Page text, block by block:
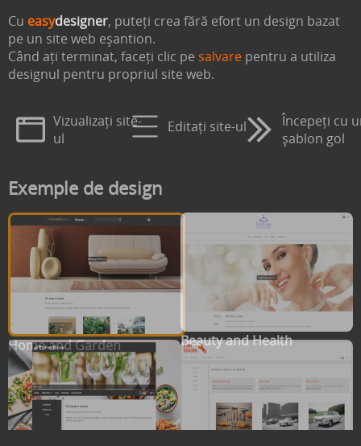
Cu easydesigner, puteți crea fără efort un design bazat
pe un site web eșantion.
Când ați terminat, faceți clic pe salvare pentru a utiliza
designul pentru propriul site web.
Vizualizați site-
ul
Editați site-ul
Începeți cu
șablon gol
Exemple de design
Home and Garden Beauty and Health